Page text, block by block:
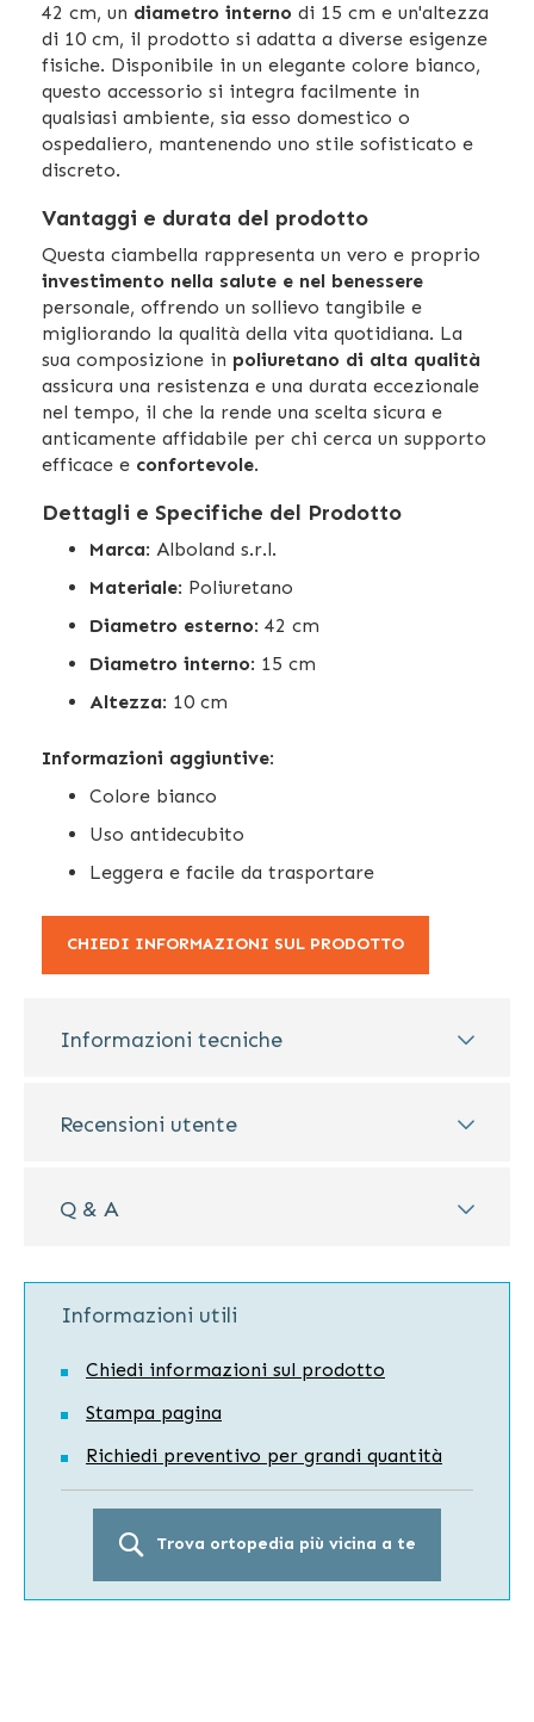
42 cm, un diametro interno di 15 cm e un'altezza
di 10 cm, il prodotto si adatta a diverse esigenze
fisiche. Disponibile in un elegante colore bianco,
questo accessorio si integra facilmente in
qualsiasi ambiente, sia esso domestico o
ospedaliero, mantenendo uno stile sofisticato e
discreto.
Vantaggi e durata del prodotto
Questa ciambella rappresenta un vero e proprio
investimento nella salute e nel benessere
personale, offrendo un sollievo tangibile e
migliorando la qualità della vita quotidiana. La
sua composizione in poliuretano di alta qualità
assicura una resistenza e una durata eccezionale
nel tempo, il che la rende una scelta sicura e
anticamente affidabile per chi cerca un supporto
efficace e confortevole.
Dettagli e Specifiche del Prodotto
Marca: Alboland s.r.l.
Materiale: Poliuretano
Diametro esterno: 42 cm
Diametro interno: 15 cm
Altezza: 10 cm
Informazioni aggiuntive:
Colore bianco
Uso antidecubito
Leggera e facile da trasportare
CHIEDI INFORMAZIONI SUL PRODOTTO
Informazioni tecniche
Recensioni utente
Q & A
Informazioni utili
Chiedi informazioni sul prodotto
Stampa pagina
Richiedi preventivo per grandi quantità
Trova ortopedia più vicina a te